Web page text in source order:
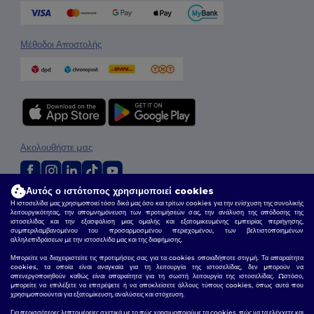
Μέθοδοι Αποστολής
2026. Όλα τα Δικαιώματα Διατηρούνται
Όροι & Προϋποθέσεις|Πολιτική Απορρήτου|Πολιτική για τα Cookies|Site
Map
Ακολουθήστε μας
Αυτός ο ιστότοπος χρησιμοποιεί cookies
Η ιστοσελίδα μας χρησιμοποιεί τόσο δικά μας όσο και τρίτων cookies για την ενίσχυση της συνολικής
λειτουργικότητας, την απομνημόνευση των προτιμήσεών σας, την ανάλυση της απόδοσης της
ιστοσελίδας και την εξασφάλιση μιας ομαλής και εξατομικευμένης εμπειρίας περιήγησης,
συμπεριλαμβανομένου του προσαρμοσμένου περιεχομένου, των βελτιστοποιημένων
αλληλεπιδράσεων με την ιστοσελίδα μας και της διαφήμισης.
Μπορείτε να διαχειριστείτε τις προτιμήσεις σας για τα cookies οποιαδήποτε στιγμή. Τα απαραίτητα
cookies, τα οποία είναι αναγκαία για τη λειτουργία της ιστοσελίδας, δεν μπορούν να
απενεργοποιηθούν καθώς είναι απαραίτητα για τη σωστή λειτουργία της ιστοσελίδας. Ωστόσο,
μπορείτε να επιλέξετε να επιτρέψετε ή να αποκλείσετε άλλους τύπους cookies, όπως αυτά που
χρησιμοποιούνται για εξατομίκευση, αναλύσεις και στόχευση.
Για περισσότερες λεπτομέρειες σχετικά με το πώς χρησιμοποιούμε τα cookies, πώς να τα ελέγχετε και